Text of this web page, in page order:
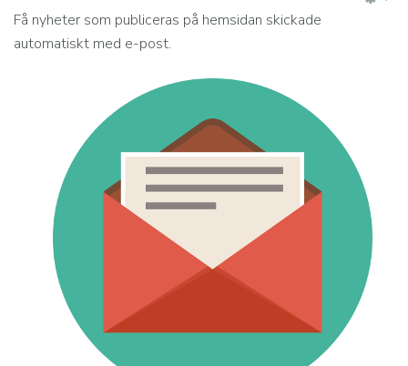
Få nyheter som publiceras på hemsidan skickade
automatiskt med e-post.